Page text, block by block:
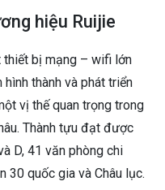
hiệu Ruijie
thiết bị mạng – wifi lớn
thành và phát triển
vị thế quan trọng trong
Thành tựu đạt được
D, 41 văn phòng chi
30 quốc gia và Châu lục.